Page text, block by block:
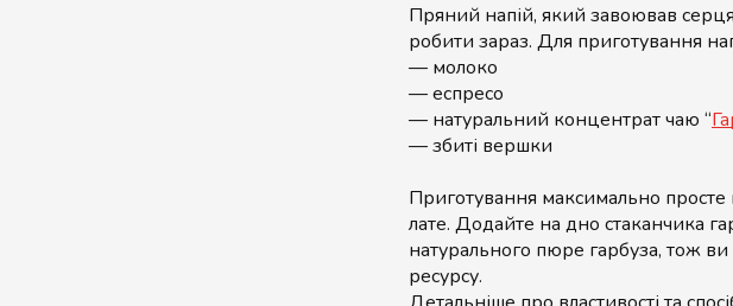
Пряний напій, який завоював
робити зараз. Для приготування
— молоко
— еспресо
— натуральний концентрат чаю “
— збиті вершки
Приготування максимально просте
лате. Додайте на дно стаканчика
натурального пюре гарбуза, тож
ресурсу.